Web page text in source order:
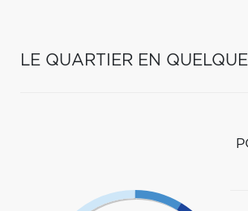
LE QUARTIER EN